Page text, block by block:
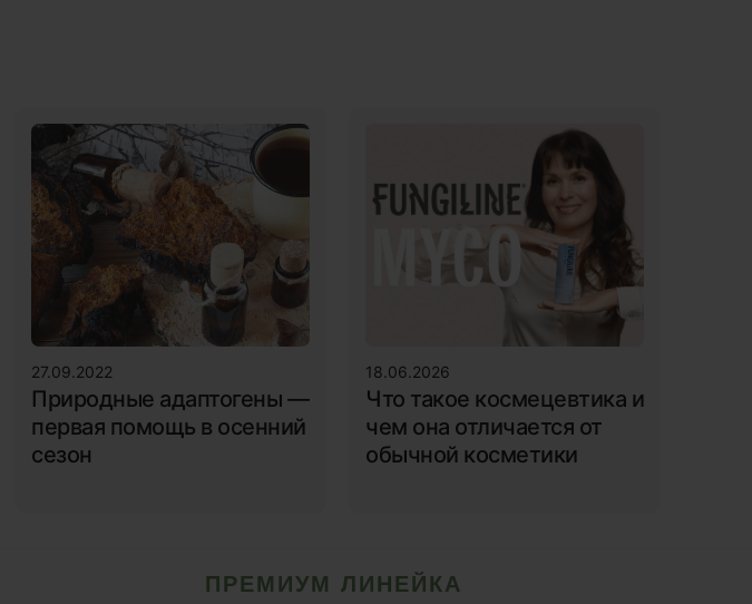
27.09.2022
Природные адаптогены —
первая помощь в осенний
сезон
18.06.2026
Что такое космецевтика и
чем она отличается от
обычной косметики
ПРЕМИУМ ЛИНЕЙКА